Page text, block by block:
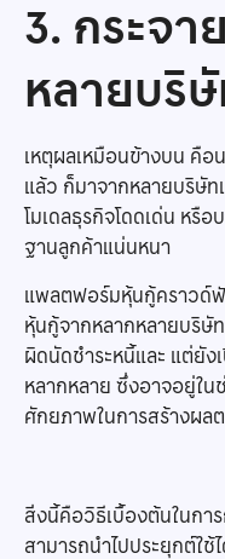
3. กระจา
หลายบริ
เหตุผลเหมือนข้างบน คือ
แล้ว ก็มาจากหลายบริษั
โมเดลธุรกิจโดดเด่น หรือ
ฐานลูกค้าแน่นหนา
แพลตฟอร์มหุ้นกู้คราวด์
หุ้นกู้จากหลากหลายบริษั
ผิดนัดชำระหนี้และ แต่ยัง
หลากหลาย ซึ่งอาจอยู่ใน
ศักยภาพในการสร้างผ
สิ่งนี้คือวิธีเบื้องต้นในกา
สามารถนำไปประยุกต์ใ